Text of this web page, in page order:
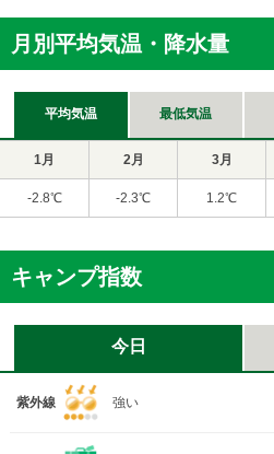
月別平均気温・降水量
平均気温 最低気温
1月 2月 3月
-2.8℃ -2.3℃ 1.2℃
キャンプ指数
今日
紫外線 強い